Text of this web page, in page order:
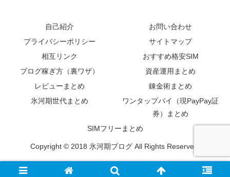
自己紹介
お問い合わせ
プライバシーポリシー
サイトマップ
相互リンク
おすすめ格安SIM
ブログ稼ぎ方（裏ワザ）
資産運用まとめ
レビューまとめ
錬金術まとめ
氷河期世代まとめ
ワンタップバイ（現PayPay証
券）まとめ
SIMフリーまとめ
Copyright © 2018 氷河期ブログ All Rights Reserved.